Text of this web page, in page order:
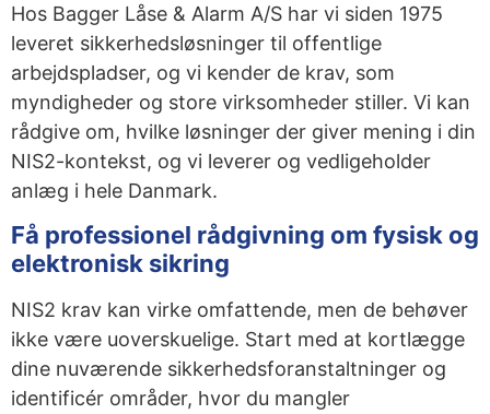
Hos Bagger Låse & Alarm A/S har vi siden 1975
leveret sikkerhedsløsninger til offentlige
arbejdspladser, og vi kender de krav, som
myndigheder og store virksomheder stiller. Vi kan
rådgive om, hvilke løsninger der giver mening i din
NIS2-kontekst, og vi leverer og vedligeholder
anlæg i hele Danmark.
Få professionel rådgivning om fysisk og
elektronisk sikring
NIS2 krav kan virke omfattende, men de behøver
ikke være uoverskuelige. Start med at kortlægge
dine nuværende sikkerhedsforanstaltninger og
identificér områder, hvor du mangler